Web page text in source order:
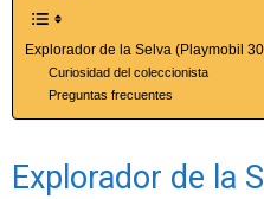
Explorador de la Selva (Playmobil
Curiosidad del coleccionista
Preguntas frecuentes
Explorador de la